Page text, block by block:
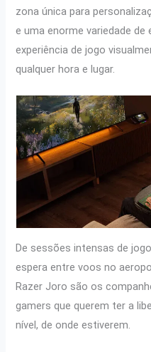
zona única para
e uma enorme variedade
experiência de jogo
qualquer hora e lugar.
De sessões intensas de
espera entre voos no
Razer Joro são os
gamers que querem ter a
nível, de onde estiverem.